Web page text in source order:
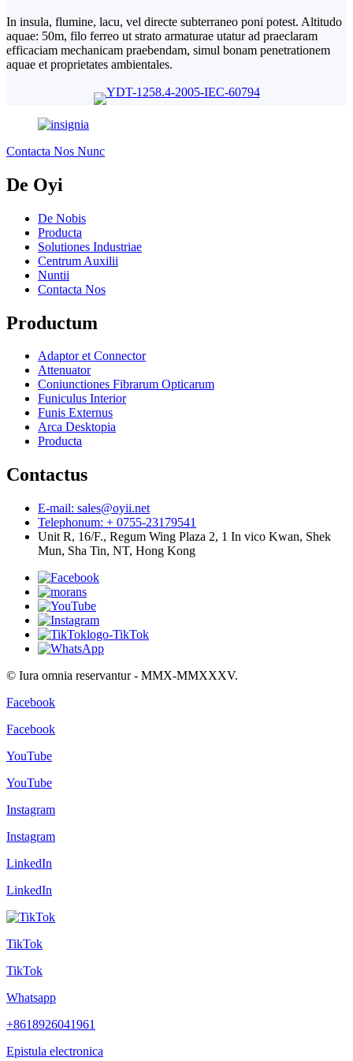
In insula, flumine, lacu, vel directe subterraneo poni potest. Altitudo
aquae: 50m, filo ferreo ut strato armaturae utatur ad praeclaram
efficaciam mechanicam praebendam, simul bonam penetrationem
aquae et proprietates ambientales.
Contacta Nos Nunc
De Oyi
De Nobis
Producta
Solutiones Industriae
Centrum Auxilii
Nuntii
Contacta Nos
Productum
Adaptor et Connector
Attenuator
Coniunctiones Fibrarum Opticarum
Funiculus Interior
Funis Externus
Arca Desktopia
Producta
Contactus
E-mail: sales@oyii.net
Telephonum: + 0755-23179541
Unit R, 16/F., Regum Wing Plaza 2, 1 In vico Kwan, Shek
Mun, Sha Tin, NT, Hong Kong
© Iura omnia reservantur - MMX-MMXXXV.
Facebook
Facebook
YouTube
YouTube
Instagram
Instagram
LinkedIn
LinkedIn
TikTok
TikTok
Whatsapp
+8618926041961
Epistula electronica